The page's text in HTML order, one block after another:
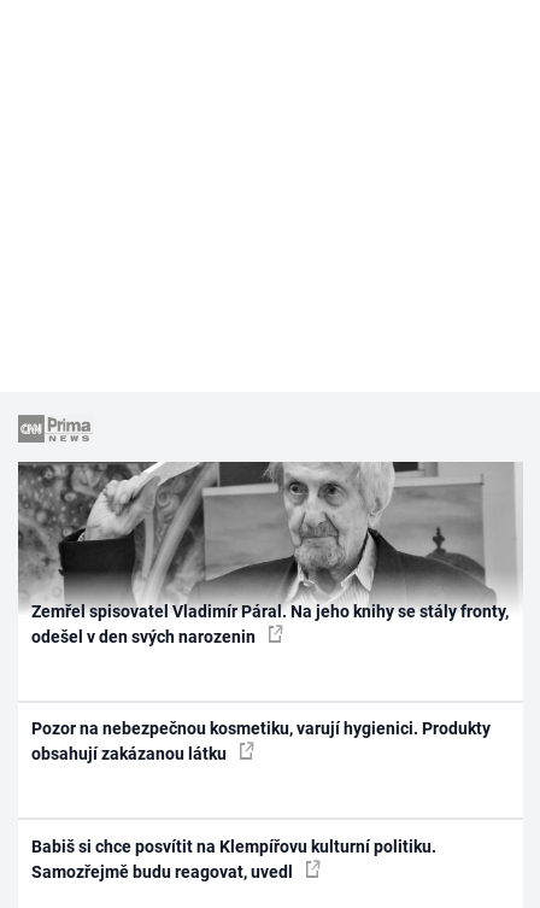
Zemřel spisovatel Vladimír Páral. Na jeho knihy se stály fronty,
odešel v den svých narozenin
Pozor na nebezpečnou kosmetiku, varují hygienici. Produkty
obsahují zakázanou látku
Babiš si chce posvítit na Klempířovu kulturní politiku.
Samozřejmě budu reagovat, uvedl